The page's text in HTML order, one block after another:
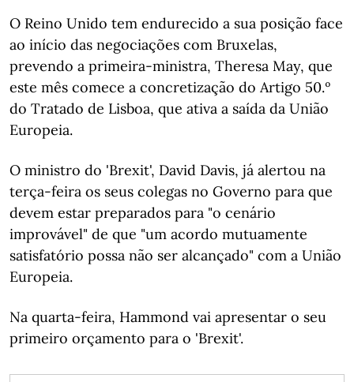
O Reino Unido tem endurecido a sua posição face
ao início das negociações com Bruxelas,
prevendo a primeira-ministra, Theresa May, que
este mês comece a concretização do Artigo 50.º
do Tratado de Lisboa, que ativa a saída da União
Europeia.
O ministro do 'Brexit', David Davis, já alertou na
terça-feira os seus colegas no Governo para que
devem estar preparados para "o cenário
improvável" de que "um acordo mutuamente
satisfatório possa não ser alcançado" com a União
Europeia.
Na quarta-feira, Hammond vai apresentar o seu
primeiro orçamento para o 'Brexit'.